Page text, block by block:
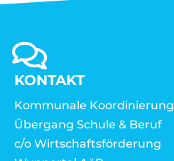
KONTAKT
Kommunale
Übergang Schule & Beruf
c/o Wirtschaftsförderung